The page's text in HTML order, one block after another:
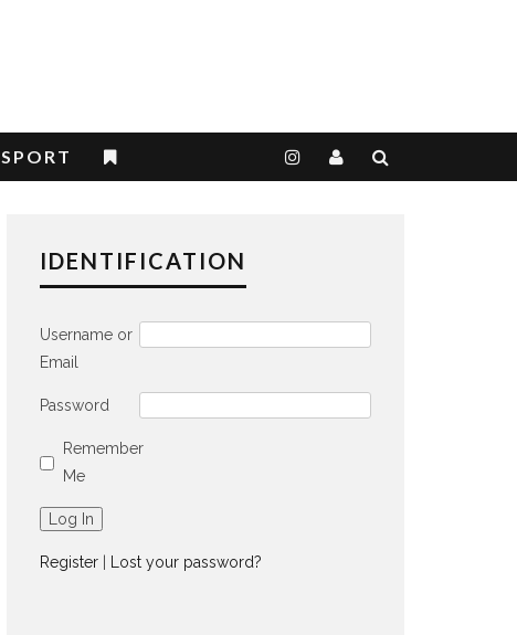
SPORT
IDENTIFICATION
Username or
Email
Password
Remember
Me
Register Lost your password?